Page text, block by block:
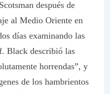
después de
al Medio Oriente en
días examinando las
Black describió las
horrendas”, y
de los hambrientos